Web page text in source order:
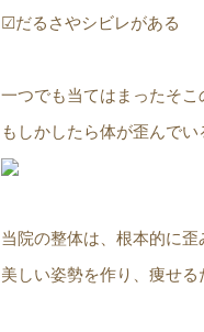
☑だるさやシビレがある
一つでも当てはまったそこ
もしかしたら体が歪んで
当院の整体は、根本的に歪
美しい姿勢を作り、痩せ